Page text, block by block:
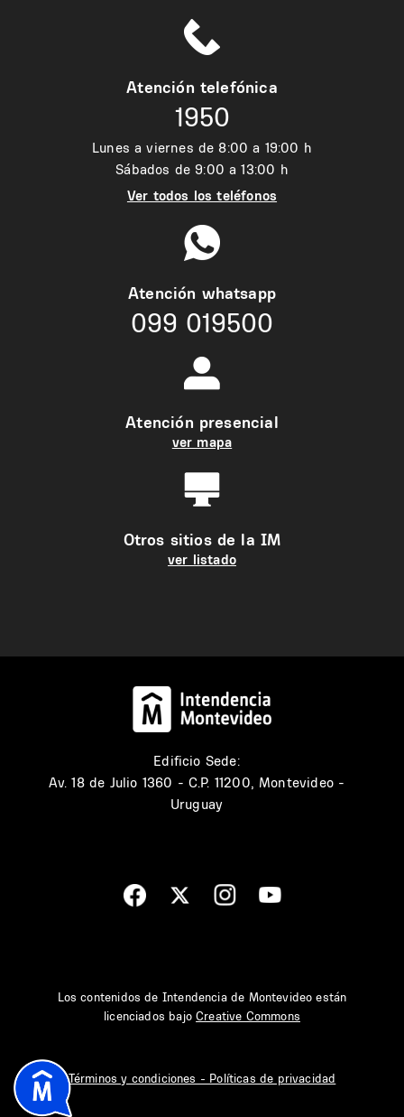
Atención telefónica
1950
Lunes a viernes de 8:00 a 19:00 h
Sábados de 9:00 a 13:00 h
Ver todos los teléfonos
Atención whatsapp
099 019500
Atención presencial
ver mapa
Otros sitios de la IM
ver listado
Edificio Sede:
Av. 18 de Julio 1360 - C.P. 11200, Montevideo -
Uruguay
Los contenidos de Intendencia de Montevideo están
licenciados bajoCreative Commons
Términos y condiciones - Políticas de privacidad